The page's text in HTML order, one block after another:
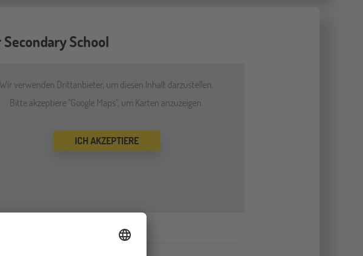
School
Wir verwenden Drittanbieter, um diesen Inhalt darzustellen.
Bitte akzeptiere "Google Maps", um Karten anzuzeigen.
ICH AKZEPTIERE